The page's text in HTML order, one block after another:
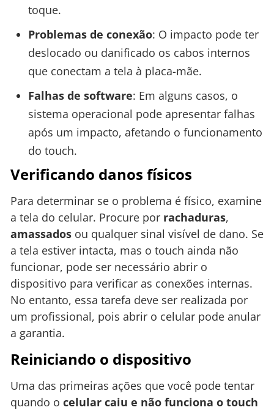
toque.
Problemas de conexão: O impacto pode ter
deslocado ou danificado os cabos internos
que conectam a tela à placa-mãe.
Falhas de software: Em alguns casos, o
sistema operacional pode apresentar falhas
após um impacto, afetando o funcionamento
do touch.
Verificando danos físicos
Para determinar se o problema é físico, examine
a tela do celular. Procure por rachaduras,
amassados ou qualquer sinal visível de dano. Se
a tela estiver intacta, mas o touch ainda não
funcionar, pode ser necessário abrir o
dispositivo para verificar as conexões internas.
No entanto, essa tarefa deve ser realizada por
um profissional, pois abrir o celular pode anular
a garantia.
Reiniciando o dispositivo
Uma das primeiras ações que você pode tentar
quando o celular caiu e não funciona o touch